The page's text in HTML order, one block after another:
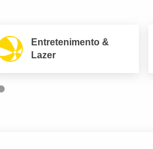
Entretenimento &
Lazer